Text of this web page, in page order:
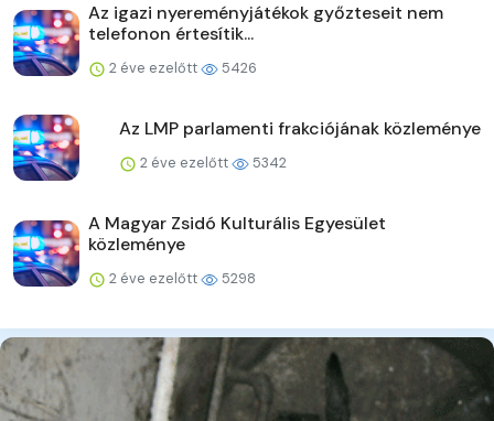
Az igazi nyereményjátékok győzteseit nem
telefonon értesítik...
2 éve ezelőtt 5426
Az LMP parlamenti frakciójának közleménye
2 éve ezelőtt 5342
A Magyar Zsidó Kulturális Egyesület
közleménye
2 éve ezelőtt 5298